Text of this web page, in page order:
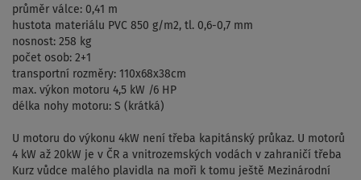
průměr válce: 0,41 m
hustota materiálu PVC 850 g/m2, tl. 0,6-0,7 mm
nosnost: 258 kg
počet osob: 2+1
transportní rozměry: 110x68x38cm
max. výkon motoru 4,5 kW /6 HP
délka nohy motoru: S (krátká)
U motoru do výkonu 4kW není třeba kapitánský průkaz. U motorů
4 kW až 20kW je v ČR a vnitrozemských vodách v zahraničí třeba
Kurz vůdce malého plavidla na moři k tomu ještě Mezinárodní